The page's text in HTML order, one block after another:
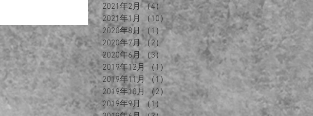
2021年2月 （4）
4件の記事
2021年1月
（10）10件の記事
2020年8月
（1）1件の記事
2020年7月 （2） 2件の記事
2020年6月 （3）
3件の記事
2019年12月
（1） 1件の記事
2019年11月 （1）1件の記事
2019年10月
（2）
2件の記事
2019年9月
（1）
1件の記事